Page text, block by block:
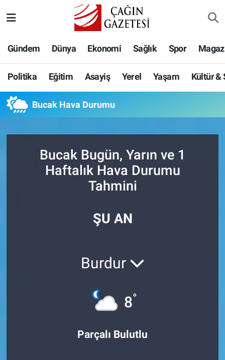
Gündem Dünya Ekonomi Sağlık Spor
Politika Eğitim Asayiş Yerel Yaşam Kültür &
Bucak Hava Durumu
Bucak Bugün, Yarın ve 1
Haftalık Hava Durumu
Tahmini
ŞU AN
Burdur
8°
Parçalı Bulutlu
Eğitim
Asayiş
Yerel
Kültür & Sanat
Hava Durumu
Namaz Vakitleri
Trafik Durumu
Tüm Manşetler
Son Dakika Haberleri